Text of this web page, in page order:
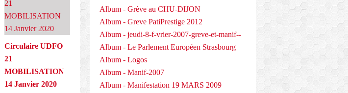
Circulaire UDFO
21
MOBILISATION
14 Janvier 2020
Album - Grève au CHU-DIJON
Album - Greve PatiPrestige 2012
Album - jeudi-8-f-vrier-2007-greve-et-manif--
Album - Le Parlement Européen Strasbourg
Album - Logos
Album - Manif-2007
Album - Manifestation 19 MARS 2009